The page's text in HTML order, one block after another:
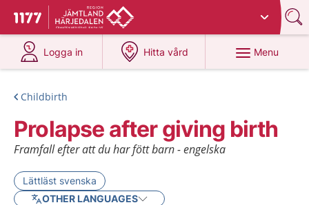
To start page for 1177
Du har valt region
Logga in
at 1177.se
Hitta vård
at 1177.se
Menu
Childbirth
Prolapse after giving birth
Framfall efter att du har fött barn - engelska
Lättläst svenska
OTHER LANGUAGES